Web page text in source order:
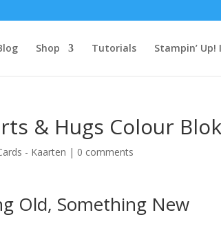
Shop Tutorials Stampin’ Up!
& Hugs Colour
- Kaarten | 0 comments
Old, Something New